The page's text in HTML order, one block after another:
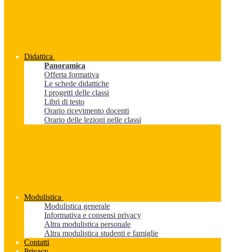
Didattica
Panoramica
Offerta formativa
Le schede didattiche
I progetti delle classi
Libri di testo
Orario ricevimento docenti
Orario delle lezioni nelle classi
Modulistica
Modulistica generale
Informativa e consensi privacy
Altra modulistica personale
Altra modulistica studenti e famiglie
Contatti